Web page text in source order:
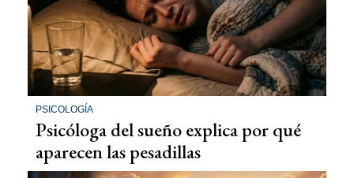
PSICOLOGÍA
Psicóloga del sueño explica por qué
aparecen las pesadillas